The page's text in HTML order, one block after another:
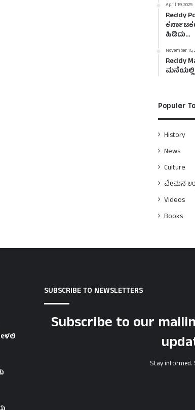
April 19, 2025
Reddy
ಹಿಡಿದು…
November 15,
Reddy
ಮನೆಯಲ್ಲಿ
Populer
History
News
Culture
ವೇಮನ
Videos
Books
SUBSCRIBE TO NEWSLETTERS
Subscribe to our
Stay informed.